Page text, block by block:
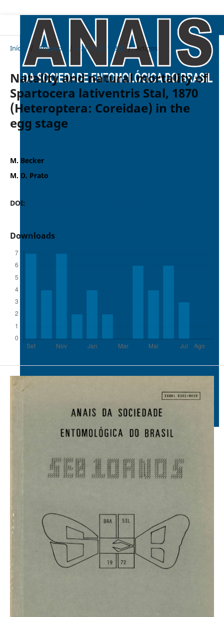
Início / Arquivos / v. 11 n. 2 (1982) / Artigos
Natality and natural mortality of
Spartocera lativentris Stal, 1870
(Heteroptera: Coreidae) in the
egg stage
M. Becker
M. D. Prato
DOI:
Downloads